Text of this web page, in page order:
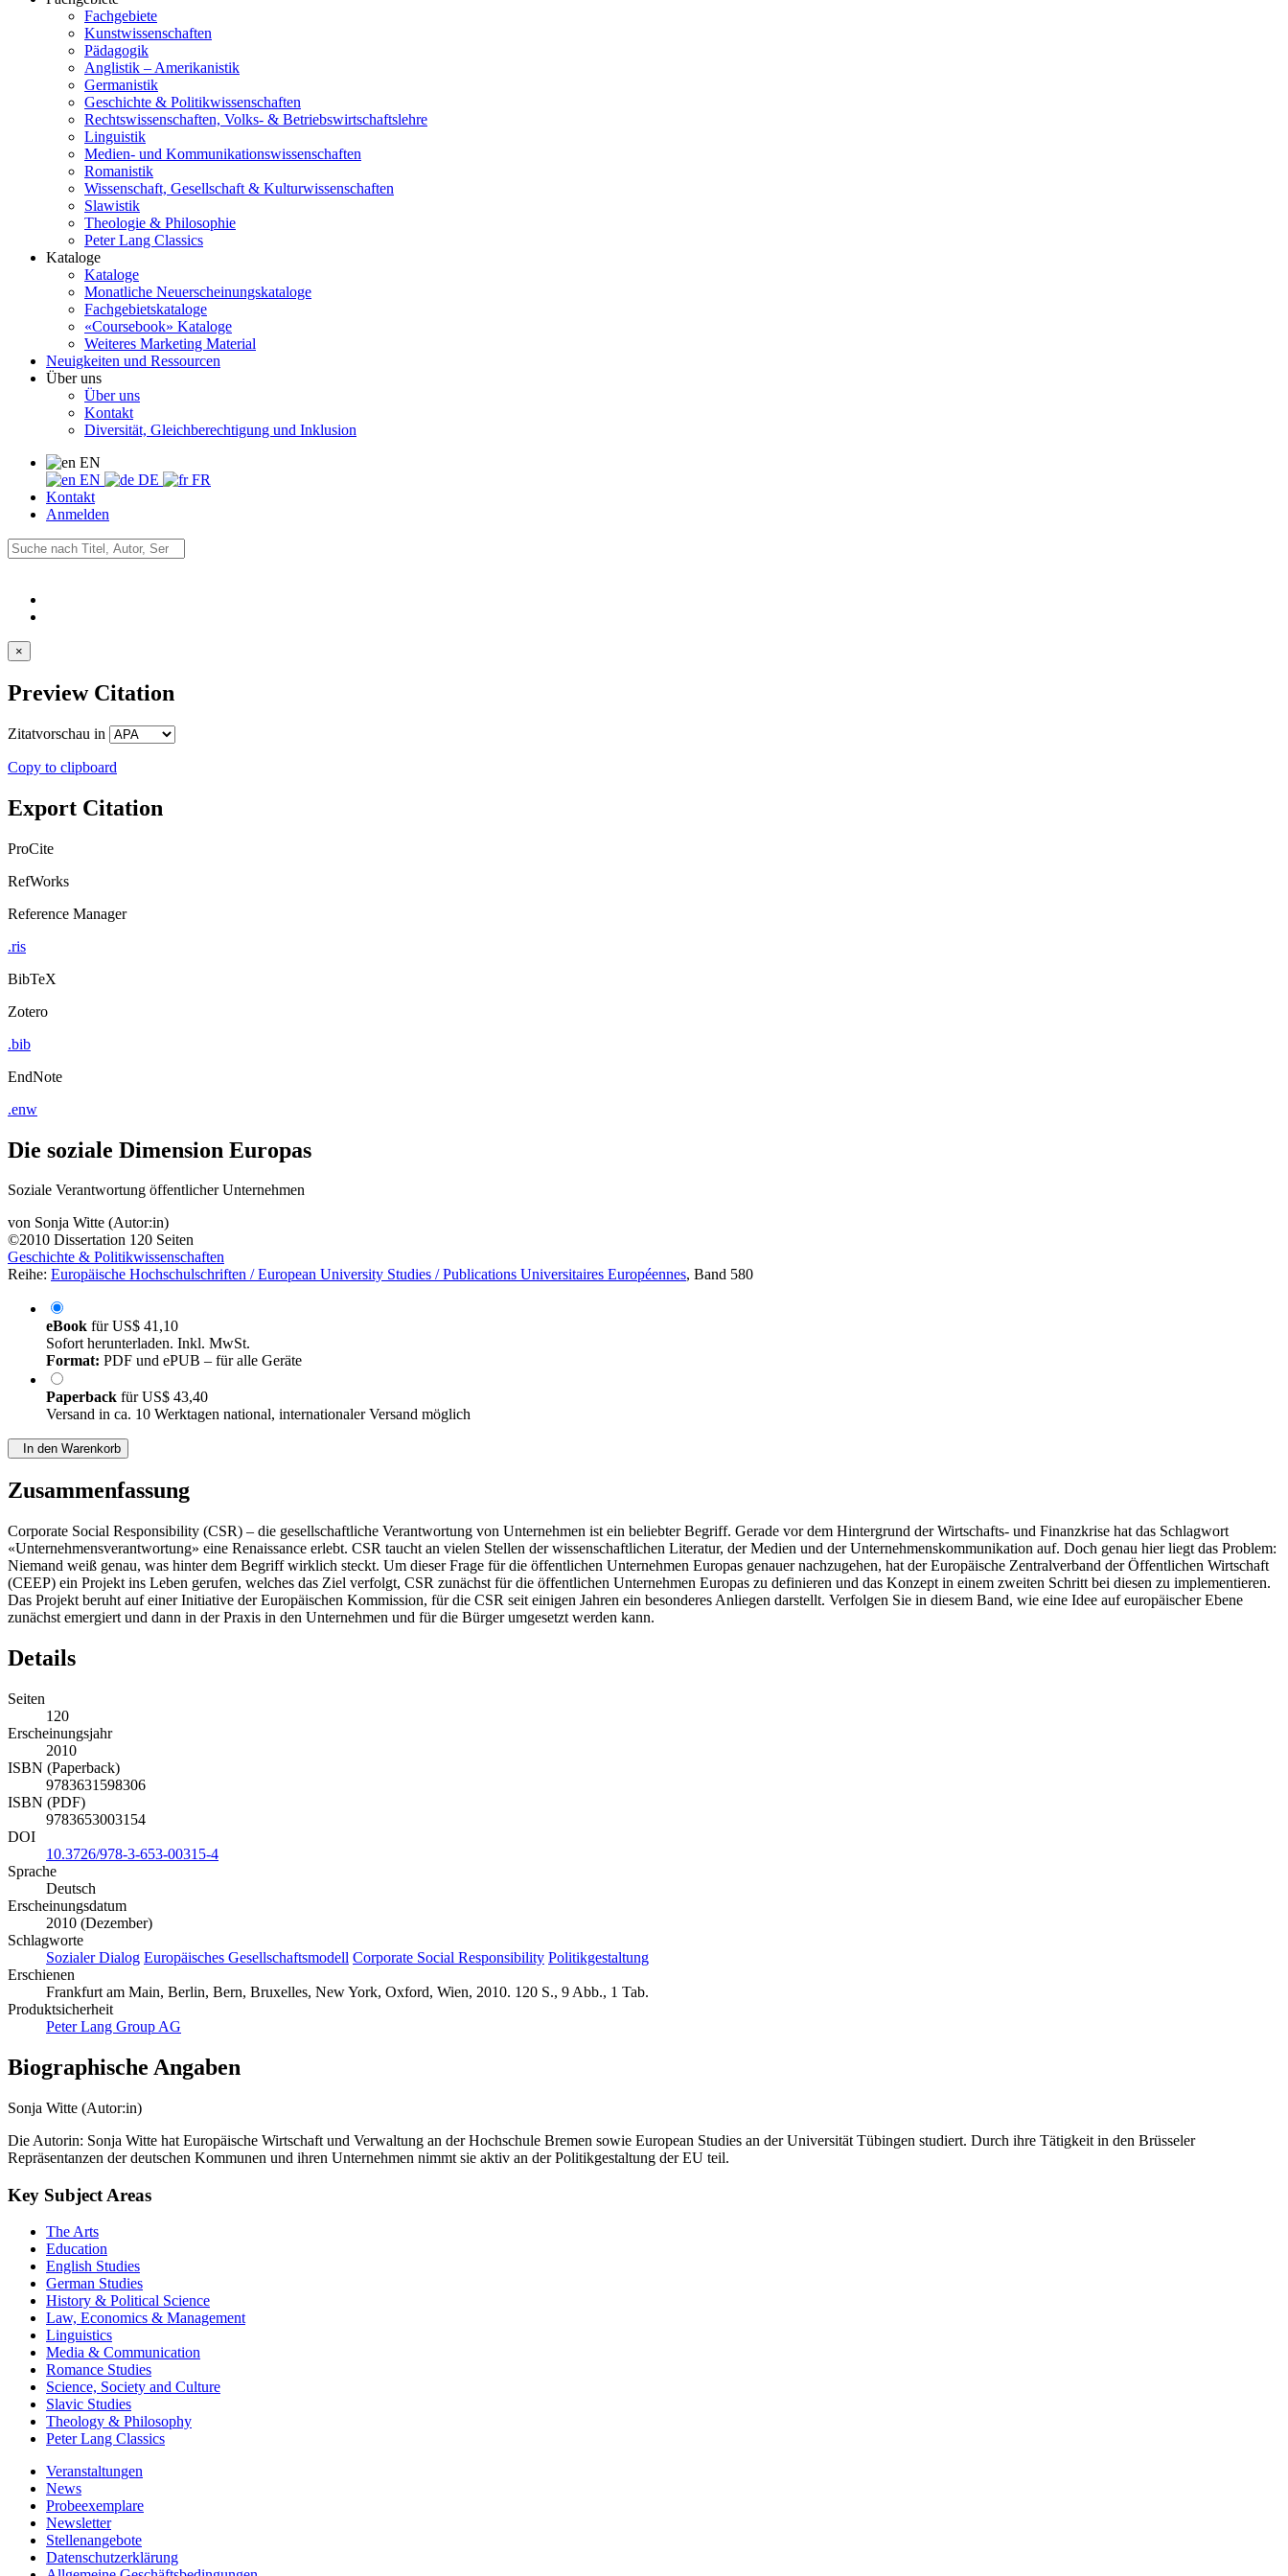
Fachgebiete
Kunstwissenschaften
Pädagogik
Anglistik – Amerikanistik
Germanistik
Geschichte & Politikwissenschaften
Rechtswissenschaften, Volks- & Betriebswirtschaftslehre
Linguistik
Medien- und Kommunikationswissenschaften
Romanistik
Wissenschaft, Gesellschaft & Kulturwissenschaften
Slawistik
Theologie & Philosophie
Peter Lang Classics
Kataloge
Kataloge
Monatliche Neuerscheinungskataloge
Fachgebietskataloge
«Coursebook» Kataloge
Weiteres Marketing Material
Neuigkeiten und Ressourcen
Über uns
Über uns
Kontakt
Diversität, Gleichberechtigung und Inklusion
EN
EN
DE
FR
Kontakt
Anmelden
×
Preview Citation
Zitatvorschau in
Copy to clipboard
Export Citation
ProCite
RefWorks
Reference Manager
.ris
BibTeX
Zotero
.bib
EndNote
.enw
Die soziale Dimension Europas
Soziale Verantwortung öffentlicher Unternehmen
von Sonja Witte (Autor:in)
©2010 Dissertation 120 Seiten
Geschichte & Politikwissenschaften
Reihe: Europäische Hochschulschriften / European University Studies / Publications Universitaires Européennes, Band 580
eBook fürUS$ 41,10
Sofort herunterladen. Inkl. MwSt.
Format: PDF und ePUB – für alle Geräte
Paperback fürUS$ 43,40
Versand in ca. 10 Werktagen national, internationaler Versand möglich
In den Warenkorb
Zusammenfassung
Corporate Social Responsibility (CSR) – die gesellschaftliche Verantwortung von Unternehmen ist ein beliebter Begriff. Gerade vor dem Hintergrund der Wirtschafts- und Finanzkrise hat das Schlagwort
«Unternehmensverantwortung» eine Renaissance erlebt. CSR taucht an vielen Stellen der wissenschaftlichen Literatur, der Medien und der Unternehmenskommunikation auf. Doch genau hier liegt das Problem:
Niemand weiß genau, was hinter dem Begriff wirklich steckt. Um dieser Frage für die öffentlichen Unternehmen Europas genauer nachzugehen, hat der Europäische Zentralverband der Öffentlichen Wirtschaft
(CEEP) ein Projekt ins Leben gerufen, welches das Ziel verfolgt, CSR zunächst für die öffentlichen Unternehmen Europas zu definieren und das Konzept in einem zweiten Schritt bei diesen zu implementieren.
Das Projekt beruht auf einer Initiative der Europäischen Kommission, für die CSR seit einigen Jahren ein besonderes Anliegen darstellt. Verfolgen Sie in diesem Band, wie eine Idee auf europäischer Ebene
zunächst emergiert und dann in der Praxis in den Unternehmen und für die Bürger umgesetzt werden kann.
Details
Seiten
120
Erscheinungsjahr
2010
ISBN (Paperback)
9783631598306
ISBN (PDF)
9783653003154
DOI
10.3726/978-3-653-00315-4
Sprache
Deutsch
Erscheinungsdatum
2010 (Dezember)
Schlagworte
Sozialer Dialog Europäisches Gesellschaftsmodell Corporate Social Responsibility Politikgestaltung
Erschienen
Frankfurt am Main, Berlin, Bern, Bruxelles, New York, Oxford, Wien, 2010. 120 S., 9 Abb., 1 Tab.
Produktsicherheit
Peter Lang Group AG
Biographische Angaben
Sonja Witte (Autor:in)
Die Autorin: Sonja Witte hat Europäische Wirtschaft und Verwaltung an der Hochschule Bremen sowie European Studies an der Universität Tübingen studiert. Durch ihre Tätigkeit in den Brüsseler
Repräsentanzen der deutschen Kommunen und ihren Unternehmen nimmt sie aktiv an der Politikgestaltung der EU teil.
Key Subject Areas
The Arts
Education
English Studies
German Studies
History & Political Science
Law, Economics & Management
Linguistics
Media & Communication
Romance Studies
Science, Society and Culture
Slavic Studies
Theology & Philosophy
Peter Lang Classics
Veranstaltungen
News
Probeexemplare
Newsletter
Stellenangebote
Datenschutzerklärung